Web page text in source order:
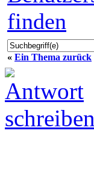
« Ein Thema zurück